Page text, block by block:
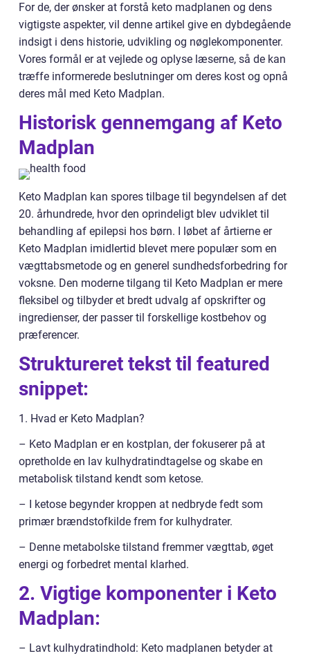
For de, der ønsker at forstå keto madplanen og dens
vigtigste aspekter, vil denne artikel give en dybdegående
indsigt i dens historie, udvikling og nøglekomponenter.
Vores formål er at vejlede og oplyse læserne, så de kan
træffe informerede beslutninger om deres kost og opnå
deres mål med Keto Madplan.
Historisk gennemgang af Keto
Madplan
Keto Madplan kan spores tilbage til begyndelsen af det
20. århundrede, hvor den oprindeligt blev udviklet til
behandling af epilepsi hos børn. I løbet af årtierne er
Keto Madplan imidlertid blevet mere populær som en
vægttabsmetode og en generel sundhedsforbedring for
voksne. Den moderne tilgang til Keto Madplan er mere
fleksibel og tilbyder et bredt udvalg af opskrifter og
ingredienser, der passer til forskellige kostbehov og
præferencer.
Struktureret tekst til featured
snippet:
1. Hvad er Keto Madplan?
– Keto Madplan er en kostplan, der fokuserer på at
opretholde en lav kulhydratindtagelse og skabe en
metabolisk tilstand kendt som ketose.
– I ketose begynder kroppen at nedbryde fedt som
primær brændstofkilde frem for kulhydrater.
– Denne metabolske tilstand fremmer vægttab, øget
energi og forbedret mental klarhed.
2. Vigtige komponenter i Keto
Madplan:
– Lavt kulhydratindhold: Keto madplanen betyder at